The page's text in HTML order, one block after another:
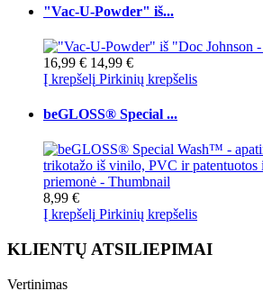
"Vac-U-Powder" iš...
16,99 € 14,99 €
Į krepšelį Pirkinių krepšelis
beGLOSS® Special ...
8,99 €
Į krepšelį Pirkinių krepšelis
KLIENTŲ ATSILIEPIMAI
Vertinimas